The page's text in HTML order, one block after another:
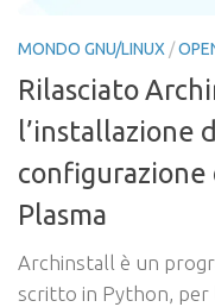
MONDO GNU/LINUX /
Rilasciato
l’installazione
Plasma
Archinstall è un
scritto in Python, per